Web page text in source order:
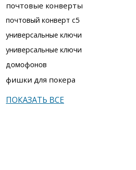
почтовые конверты
почтовый конверт с5
универсальные ключи
универсальные ключи
домофонов
фишки для покера
ПОКАЗАТЬ ВСЕ